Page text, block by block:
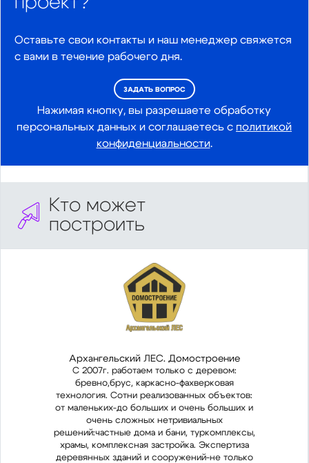
Оставьте свои контакты и наш менеджер свяжется
с вами в течение рабочего дня.
ЗАДАТЬ ВОПРОС
Нажимая кнопку, вы разрешаете обработку
персональных данных и соглашаетесь с политикой
конфиденциальности.
Кто может
построить
Архангельский ЛЕС. Домостроение
С 2007г. работаем только с деревом:
бревно,брус, каркасно-фахверковая
технология. Сотни реализованных объектов:
от маленьких-до больших и очень больших и
очень сложных нетривиальных
решений:частные дома и бани, туркомплексы,
храмы, комплексная застройка. Экспертиза
деревянных зданий и сооружений-не только